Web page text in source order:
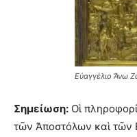
Εὐαγγέλιο Ἄνω
Σημείωση: Οἱ
τῶν Ἀποστόλων καὶ τῶν